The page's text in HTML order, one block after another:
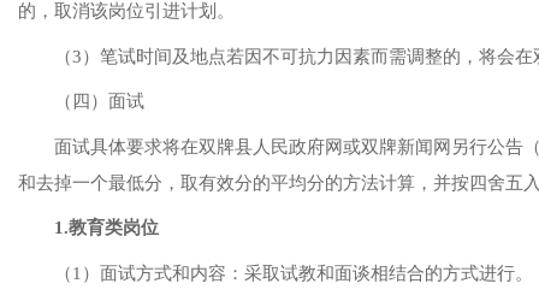
的，取消该岗位引进计划。
（3）笔试时间及地点若因不可抗力因素而需调整的，将会在
（四）面试
面试具体要求将在双牌县人民政府网或双牌新闻网另行公告
和去掉一个最低分，取有效分的平均分的方法计算，并按四舍五
1.教育类岗位
（1）面试方式和内容： 采取试教和面谈相结合的方式进行。